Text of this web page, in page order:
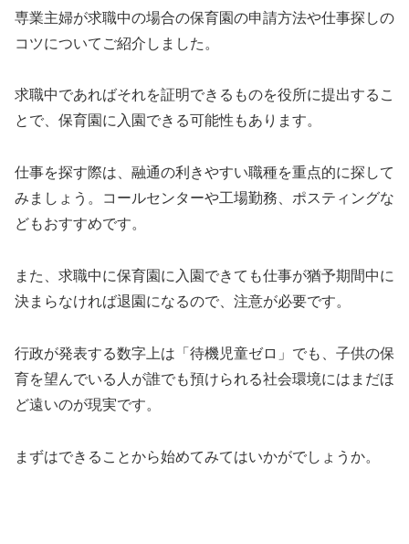
専業主婦が求職中の場合の保育園の申請方法や仕事探しの
コツについてご紹介しました。
求職中であればそれを証明できるものを役所に提出するこ
とで、保育園に入園できる可能性もあります。
仕事を探す際は、融通の利きやすい職種を重点的に探して
みましょう。コールセンターや工場勤務、ポスティングな
どもおすすめです。
また、求職中に保育園に入園できても仕事が猶予期間中に
決まらなければ退園になるので、注意が必要です。
行政が発表する数字上は「待機児童ゼロ」でも、子供の保
育を望んでいる人が誰でも預けられる社会環境にはまだほ
ど遠いのが現実です。
まずはできることから始めてみてはいかがでしょうか。